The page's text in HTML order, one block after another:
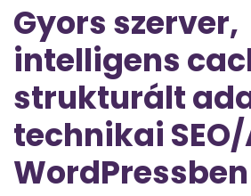
Gyors szerver,
intelligens
strukturált
technikai SEO/
WordPressben